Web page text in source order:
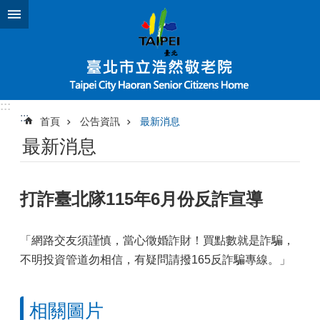
跳到主要內容區塊
:::
:::
首頁 公告資訊 最新消息
最新消息
打詐臺北隊115年6月份反詐宣導
「網路交友須謹慎，當心徵婚詐財！買點數就是詐騙，
不明投資管道勿相信，有疑問請撥165反詐騙專線。」
相關圖片